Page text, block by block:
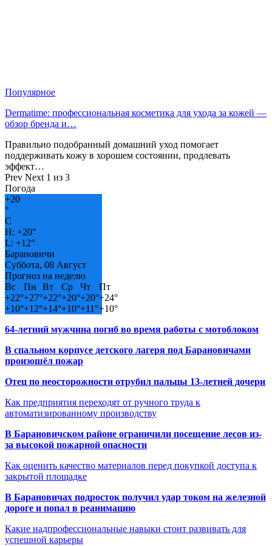
Популярное
Dermatime: профессиональная косметика для ухода за кожей —
обзор бренда и…
Правильно подобранный домашний уход помогает
поддерживать кожу в хорошем состоянии, продлевать
эффект…
Prev Next 1 из 3
Погода
+20
°
C
H: +20°
L: +12°
Барановичи
Суббота, 08 Август
Прогноз на неделю
Вс
Пн Вт Ср Чт
Пт
+22°+27°+22°+20°+20°+24°
+10°+12°+14°+10°+11°+10°
64-летний мужчина погиб во время работы с мотоблоком
В спальном корпусе детского лагеря под Барановичами
произошёл пожар
Отец по неосторожности отрубил пальцы 13-летней дочери
Как предприятия переходят от ручного труда к
автоматизированному производству
В Барановичском районе ограничили посещение лесов из-
за высокой пожарной опасности
Как оценить качество материалов перед покупкой доступа к
закрытой площадке
В Барановичах подросток получил удар током на железной
дороге и попал в реанимацию
Какие надпрофессиональные навыки стоит развивать для
успешной карьеры